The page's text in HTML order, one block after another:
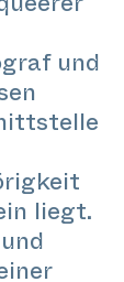
und
liegt.